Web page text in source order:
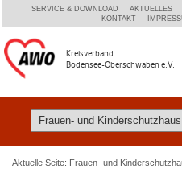
Kreisverband
Bodensee-Oberschwaben e.V.
SERVICE & DOWNLOAD AKTUELLES
KONTAKT
Aktuelle Seite: Frauen- und